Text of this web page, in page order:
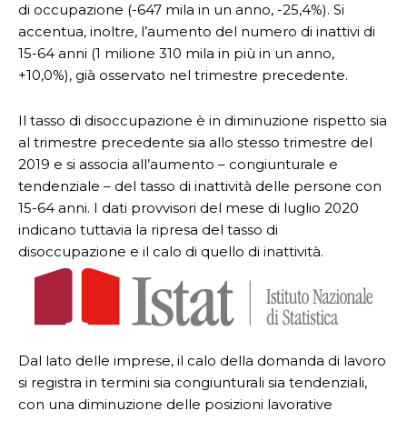
di occupazione (-647 mila in un anno, -25,4%). Si
accentua, inoltre, l’aumento del numero di inattivi di
15-64 anni (1 milione 310 mila in più in un anno,
+10,0%), già osservato nel trimestre precedente.
Il tasso di disoccupazione è in diminuzione rispetto sia
al trimestre precedente sia allo stesso trimestre del
2019 e si associa all’aumento – congiunturale e
tendenziale – del tasso di inattività delle persone con
15-64 anni. I dati provvisori del mese di luglio 2020
indicano tuttavia la ripresa del tasso di
disoccupazione e il calo di quello di inattività.
Dal lato delle imprese, il calo della domanda di lavoro
si registra in termini sia congiunturali sia tendenziali,
con una diminuzione delle posizioni lavorative